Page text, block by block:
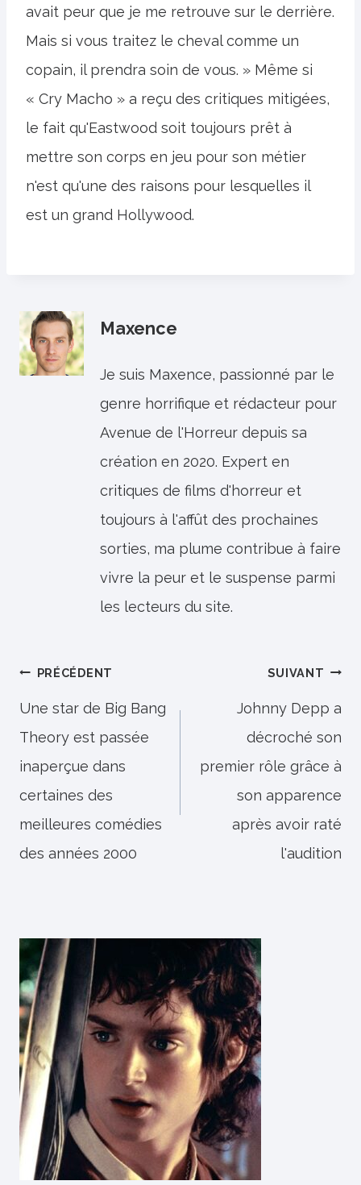
avait peur que je me retrouve sur le derrière.
Mais si vous traitez le cheval comme un
copain, il prendra soin de vous. » Même si
« Cry Macho » a reçu des critiques mitigées,
le fait qu'Eastwood soit toujours prêt à
mettre son corps en jeu pour son métier
n'est qu'une des raisons pour lesquelles il
est un grand Hollywood.
Maxence
Je suis Maxence, passionné par le
genre horrifique et rédacteur pour
Avenue de l'Horreur depuis sa
création en 2020. Expert en
critiques de films d'horreur et
toujours à l'affût des prochaines
sorties, ma plume contribue à faire
vivre la peur et le suspense parmi
les lecteurs du site.
Navigation
de
l’article
PRÉCÉDENT
Une star de Big Bang
Theory est passée
inaperçue dans
certaines des
meilleures comédies
des années 2000
SUIVANT
Johnny Depp a
décroché son
premier rôle grâce à
son apparence
après avoir raté
l'audition